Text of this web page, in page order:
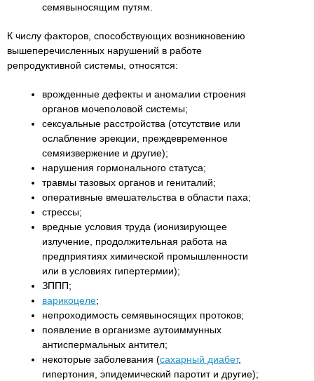
семявыносящим путям.
К числу факторов, способствующих возникновению
вышеперечисленных нарушений в работе
репродуктивной системы, относятся:
врожденные дефекты и аномалии строения
органов мочеполовой системы;
сексуальные расстройства (отсутствие или
ослабление эрекции, преждевременное
семяизвержение и другие);
нарушения гормонального статуса;
травмы тазовых органов и гениталий;
оперативные вмешательства в области паха;
стрессы;
вредные условия труда (ионизирующее
излучение, продолжительная работа на
предприятиях химической промышленности
или в условиях гипертермии);
ЗППП;
варикоцеле;
непроходимость семявыносящих протоков;
появление в организме аутоиммунных
антиспермальных антител;
некоторые заболевания (сахарный диабет,
гипертония, эпидемический паротит и другие);